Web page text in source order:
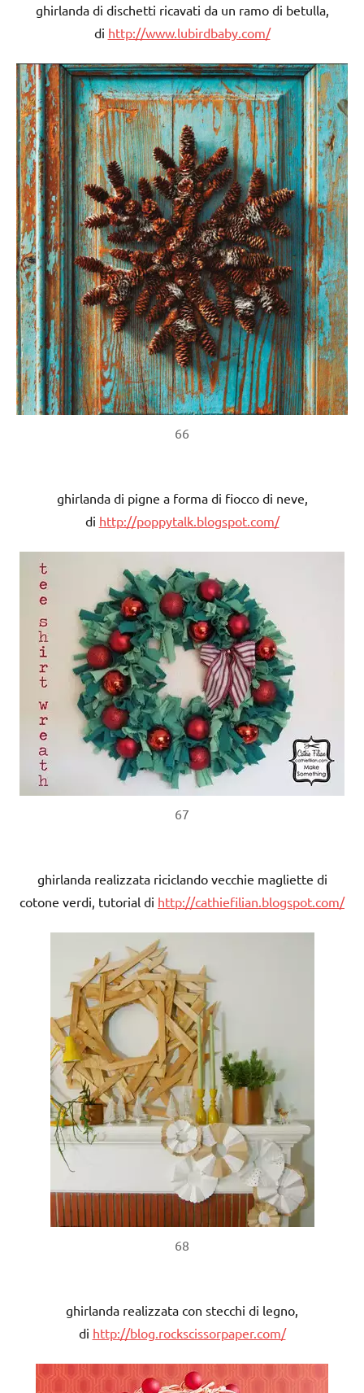
ghirlanda di dischetti ricavati da un ramo di betulla,
di http://www.lubirdbaby.com/
66
ghirlanda di pigne a forma di fiocco di neve,
di http://poppytalk.blogspot.com/
67
ghirlanda realizzata riciclando vecchie magliette di
cotone verdi, tutorial di http://cathiefilian.blogspot.com/
68
ghirlanda realizzata con stecchi di legno,
di http://blog.rockscissorpaper.com/